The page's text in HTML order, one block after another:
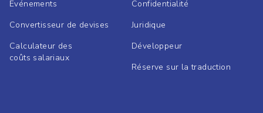
Événements
Convertisseur de devises
Calculateur des
coûts salariaux
Confidentialité
Juridique
Développeur
Réserve sur la traduction